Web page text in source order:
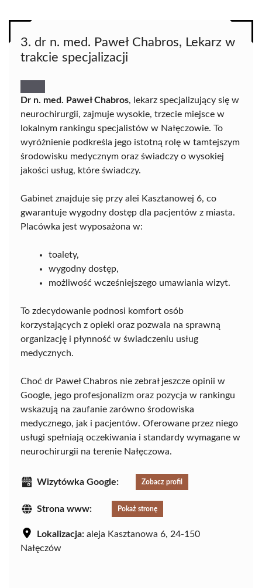
3. dr n. med. Paweł Chabros, Lekarz w
trakcie specjalizacji
Dr n. med. Paweł Chabros, lekarz specjalizujący się w
neurochirurgii, zajmuje wysokie, trzecie miejsce w
lokalnym rankingu specjalistów w Nałęczowie. To
wyróżnienie podkreśla jego istotną rolę w tamtejszym
środowisku medycznym oraz świadczy o wysokiej
jakości usług, które świadczy.
Gabinet znajduje się przy alei Kasztanowej 6, co
gwarantuje wygodny dostęp dla pacjentów z miasta.
Placówka jest wyposażona w:
toalety,
wygodny dostęp,
możliwość wcześniejszego umawiania wizyt.
To zdecydowanie podnosi komfort osób
korzystających z opieki oraz pozwala na sprawną
organizację i płynność w świadczeniu usług
medycznych.
Choć dr Paweł Chabros nie zebrał jeszcze opinii w
Google, jego profesjonalizm oraz pozycja w rankingu
wskazują na zaufanie zarówno środowiska
medycznego, jak i pacjentów. Oferowane przez niego
usługi spełniają oczekiwania i standardy wymagane w
neurochirurgii na terenie Nałęczowa.
Wizytówka Google: Zobacz profil
Strona www: Pokaż stronę
Lokalizacja: aleja Kasztanowa 6, 24-150
Nałęczów